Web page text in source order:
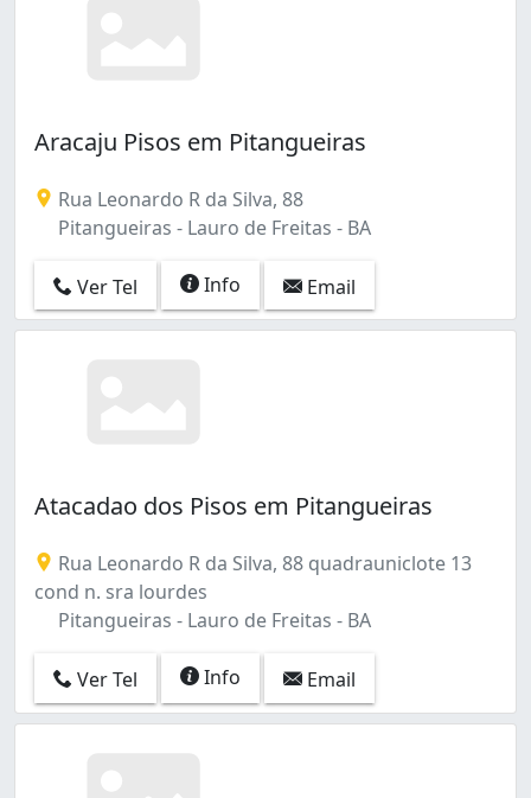
Aracaju Pisos em Pitangueiras
Rua Leonardo R da Silva, 88
Pitangueiras - Lauro de Freitas - BA
Ver Tel Info Email
Atacadao dos Pisos em Pitangueiras
Rua Leonardo R da Silva, 88 quadrauniclote 13
cond n. sra lourdes
Pitangueiras - Lauro de Freitas - BA
Ver Tel Info Email